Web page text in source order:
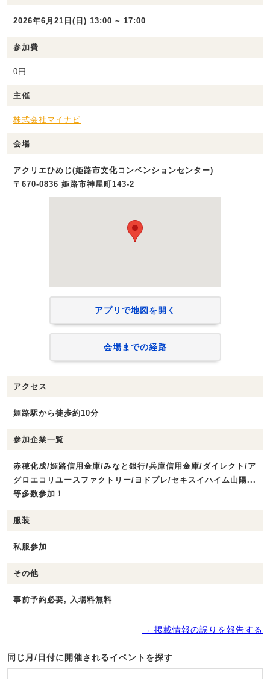
2026年6月21日(日) 13:00 ~ 17:00
参加費
0円
主催
株式会社マイナビ
会場
アクリエひめじ(姫路市文化コンベンションセンター)
〒670-0836 姫路市神屋町143-2
アプリで地図を開く
会場までの経路
アクセス
姫路駅から徒歩約10分
参加企業一覧
赤穂化成/姫路信用金庫/みなと銀行/兵庫信用金庫/ダイレクト/ア
グロエコリユースファクトリー/ヨドプレ/セキスイハイム山陽...
等多数参加！
服装
私服参加
その他
事前予約必要, 入場料無料
→ 掲載情報の誤りを報告する
同じ月/日付に開催されるイベントを探す